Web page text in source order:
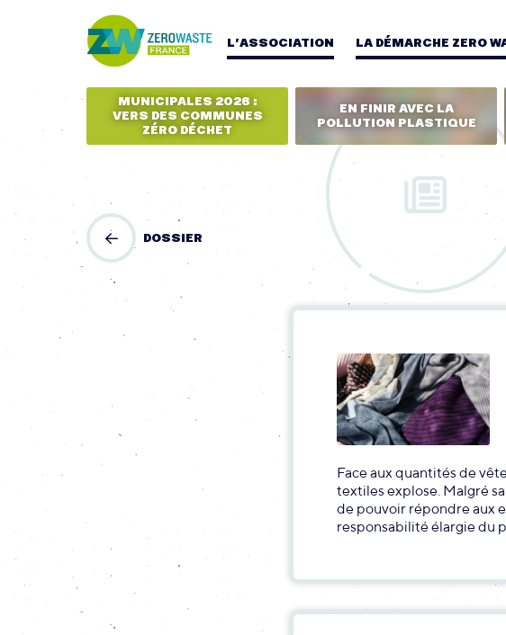
L’ASSOCIATION LA DÉMARCHE ZERO
MUNICIPALES 2026 :
VERS DES COMMUNES
ZÉRO DÉCHET
EN FINIR AVEC LA
POLLUTION PLASTIQUE
DOSSIER
Face aux quantités de
textiles explose. Malgré
de pouvoir répondre aux
responsabilité élargie du